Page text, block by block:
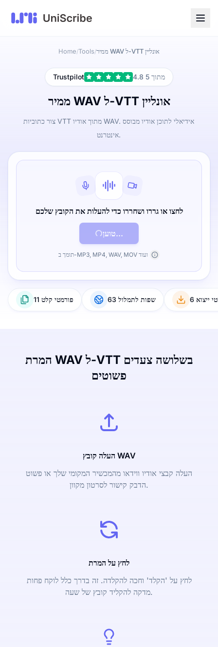
Home/Tools/ ממיר WAV ל-VTT אונליין
Trustpilot 4.8 מתוך 5
ממיר WAV ל-VTT אונליין
צור כתוביות VTT מתוך אודיו WAV. אידיאלי לתוכן אודיו מבוסס
אינטרנט.
לחצו או גררו ושחררו כדי להעלות את הקובץ שלכם
טוען...
תומך ב-MP3, MP4, WAV, MOV ועוד
11 פורמטי קלט 63 שפות לתמלול ייצוא
המרת WAV ל-VTT בשלושה צעדים
פשוטים
העלה קובץ WAV
העלה קבצי אודיו ווידאו מהמכשיר המקומי שלך או פשוט
הדבק קישור לסרטון מקוון.
לחץ על המרת
לחץ על 'הקלד' וחכה להקלדה. זה בדרך כלל לוקח פחות
מדקה להקליד קובץ של שעה.